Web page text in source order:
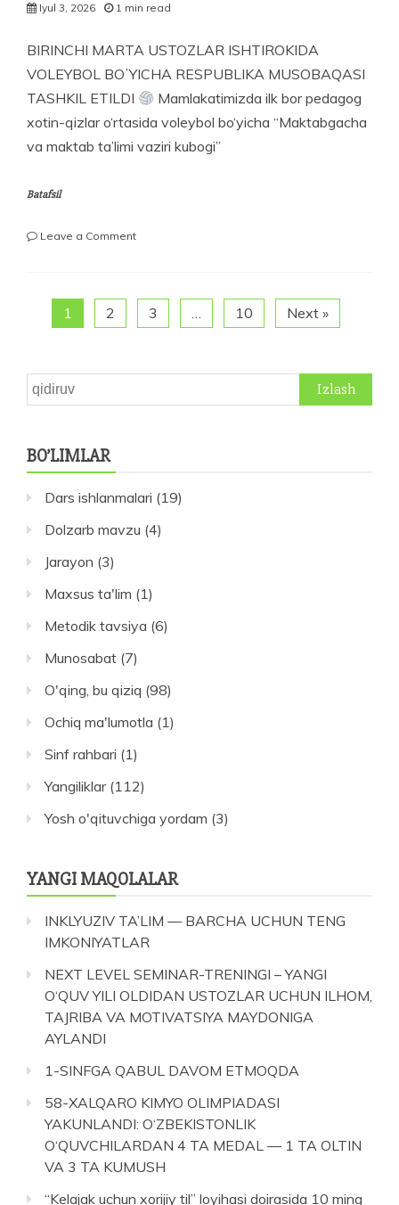
Iyul 3, 2026 1 min read
BIRINCHI MARTA USTOZLAR ISHTIROKIDA
VOLEYBOL BOʼYICHA RESPUBLIKA MUSOBAQASI
TASHKIL ETILDI
Mamlakatimizda ilk bor pedagog
xotin-qizlar o‘rtasida voleybol bo‘yicha “Maktabgacha
va maktab ta’limi vaziri kubogi”
Batafsil
Leave a Commenton
ISHTIROKIDA
VOLEYBOL
MUSOBAQASI
1 2 3 … 10 Next »
Qidirshish:
BO’LIMLAR
Dars ishlanmalari (19)
Dolzarb mavzu (4)
Jarayon (3)
Maxsus ta'lim (1)
Metodik tavsiya (6)
Munosabat (7)
O'qing, bu qiziq (98)
Ochiq ma'lumotla (1)
Sinf rahbari (1)
Yangiliklar(112)
Yosh o'qituvchiga yordam (3)
YANGI MAQOLALAR
INKLYUZIV TA’LIM — BARCHA UCHUN TENG
IMKONIYATLAR
NEXT LEVEL SEMINAR-TRENINGI – YANGI
O‘QUV YILI OLDIDAN USTOZLAR UCHUN ILHOM,
TAJRIBA VA MOTIVATSIYA MAYDONIGA
AYLANDI
1-SINFGA QABUL DAVOM ETMOQDA
58-XALQARO KIMYO OLIMPIADASI
YAKUNLANDI: O‘ZBEKISTONLIK
O‘QUVCHILARDAN 4 TA MEDAL — 1 TA OLTIN
VA 3 TA KUMUSH
“Kelajak uchun xorijiy til” loyihasi doirasida 10 ming